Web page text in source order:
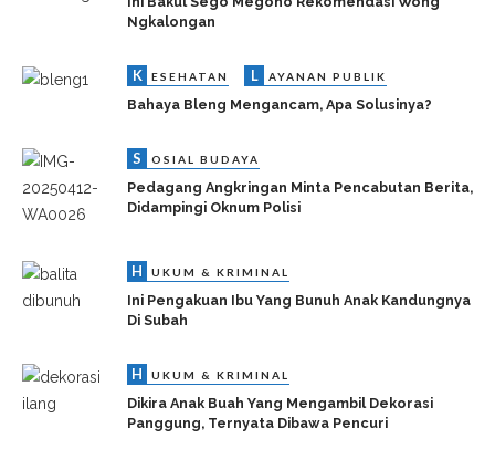
Ngkalongan
K ESEHATAN L AYANAN PUBLIK
Bahaya Bleng Mengancam, Apa Solusinya?
S OSIAL BUDAYA
Pedagang Angkringan Minta Pencabutan Berita,
Didampingi Oknum Polisi
H UKUM & KRIMINAL
Ini Pengakuan Ibu Yang Bunuh Anak Kandungnya
Di Subah
H UKUM & KRIMINAL
Dikira Anak Buah Yang Mengambil Dekorasi
Panggung, Ternyata Dibawa Pencuri